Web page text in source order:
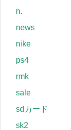
n.
news
nike
ps4
rmk
sale
sdカード
sk2